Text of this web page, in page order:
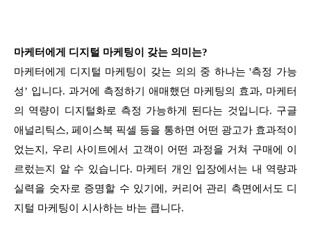
마케터에게 디지털 마케팅이 갖는 의미는?
마케터에게 디지털 마케팅이 갖는 의의 중 하나는 '측정 가능
성’ 입니다. 과거에 측정하기 애매했던 마케팅의 효과, 마케터
의 역량이 디지털화로 측정 가능하게 된다는 것입니다. 구글
애널리틱스, 페이스북 픽셀 등을 통하면 어떤 광고가 효과적이
었는지, 우리 사이트에서 고객이 어떤 과정을 거쳐 구매에 이
르렀는지 알 수 있습니다. 마케터 개인 입장에서는 내 역량과
실력을 숫자로 증명할 수 있기에, 커리어 관리 측면에서도 디
지털 마케팅이 시사하는 바는 큽니다.